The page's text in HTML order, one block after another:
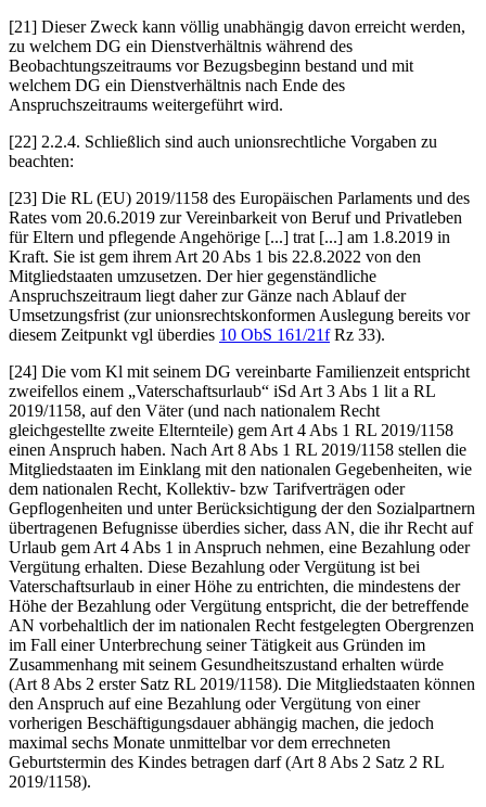
[21] Dieser Zweck kann völlig unabhängig davon erreicht werden,
zu welchem DG ein Dienstverhältnis während des
Beobachtungszeitraums vor Bezugsbeginn bestand und mit
welchem DG ein Dienstverhältnis nach Ende des
Anspruchszeitraums weitergeführt wird.
[22] 2.2.4. Schließlich sind auch unionsrechtliche Vorgaben zu
beachten:
[23] Die RL (EU) 2019/1158 des Europäischen Parlaments und des
Rates vom 20.6.2019 zur Vereinbarkeit von Beruf und Privatleben
für Eltern und pflegende Angehörige [...] trat [...] am 1.8.2019 in
Kraft. Sie ist gem ihrem Art 20 Abs 1 bis 22.8.2022 von den
Mitgliedstaaten umzusetzen. Der hier gegenständliche
Anspruchszeitraum liegt daher zur Gänze nach Ablauf der
Umsetzungsfrist (zur unionsrechtskonformen Auslegung bereits vor
diesem Zeitpunkt vgl überdies 10 ObS 161/21fRz 33).
[24] Die vom Kl mit seinem DG vereinbarte Familienzeit entspricht
zweifellos einem „Vaterschaftsurlaub“ iSd Art 3 Abs 1 lit a RL
2019/1158, auf den Väter (und nach nationalem Recht
gleichgestellte zweite Elternteile) gem Art 4 Abs 1 RL 2019/1158
einen Anspruch haben. Nach Art 8 Abs 1 RL 2019/1158 stellen die
Mitgliedstaaten im Einklang mit den nationalen Gegebenheiten, wie
dem nationalen Recht, Kollektiv- bzw Tarifverträgen oder
Gepflogenheiten und unter Berücksichtigung der den Sozialpartnern
übertragenen Befugnisse überdies sicher, dass AN, die ihr Recht auf
Urlaub gem Art 4 Abs 1 in Anspruch nehmen, eine Bezahlung oder
Vergütung erhalten. Diese Bezahlung oder Vergütung ist bei
Vaterschaftsurlaub in einer Höhe zu entrichten, die mindestens der
Höhe der Bezahlung oder Vergütung entspricht, die der betreffende
AN vorbehaltlich der im nationalen Recht festgelegten Obergrenzen
im Fall einer Unterbrechung seiner Tätigkeit aus Gründen im
Zusammenhang mit seinem Gesundheitszustand erhalten würde
(Art 8 Abs 2 erster Satz RL 2019/1158). Die Mitgliedstaaten können
den Anspruch auf eine Bezahlung oderVergütung von einer
vorherigen Beschäftigungsdauer abhängig machen, die jedoch
maximal sechs Monate unmittelbar vor dem errechneten
Geburtstermin des Kindes betragen darf (Art 8 Abs 2 Satz 2 RL
2019/1158).